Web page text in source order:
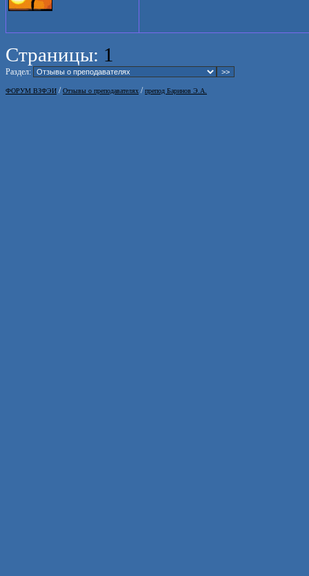
Страницы: 1
Раздел:
ФОРУМ ВЗФЭИ /Отзывы о преподавателях /препод Баринов Э.А.